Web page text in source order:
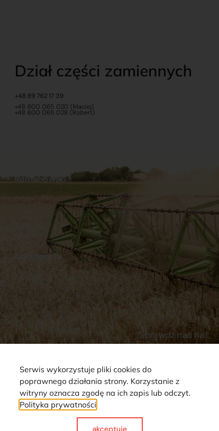
Dział części zamiennych
+48 89 762 17 39
+48 600 065 020 (Maciej)
+48 600 065 028 (Robert)
Dokumenty
Regulamin
Polityka prywatności
Reklamacje i zwroty
Dostawy
Płatności
Romanowski
Sklep internetowy
Praca
Ubezpieczenia
Sprawdź nas na
Strona wykorzystuje pliki cookie. Wszystkie prawa zastrzeżone ©
Serwis wykorzystuje pliki cookies do
poprawnego działania strony. Korzystanie z
witryny oznacza zgodę na ich zapis lub odczyt.
Polityka prywatności
akceptuje